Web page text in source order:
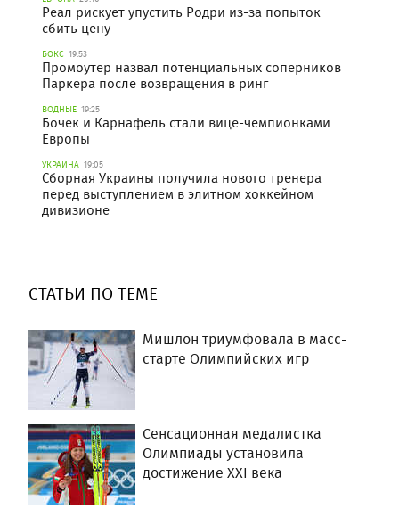
Реал рискует упустить Родри из-за попыток
сбить цену
БОКС 19:53
Промоутер назвал потенциальных соперников
Паркера после возвращения в ринг
ВОДНЫЕ 19:25
Бочек и Карнафель стали вице-чемпионками
Европы
УКРАИНА 19:05
Сборная Украины получила нового тренера
перед выступлением в элитном хоккейном
дивизионе
СТАТЬИ ПО ТЕМЕ
Мишлон триумфовала в масс-
старте Олимпийских игр
Сенсационная медалистка
Олимпиады установила
достижение XXI века